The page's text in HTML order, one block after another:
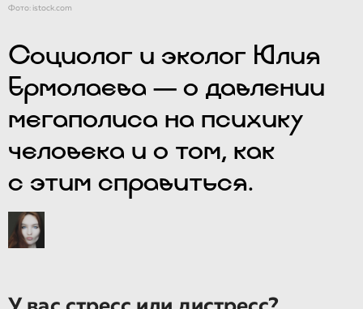
Фото: istock.com
Социолог и эколог Юлия
Ермолаева — о давлении
мегаполиса на психику
человека и о том, как
с этим справиться.